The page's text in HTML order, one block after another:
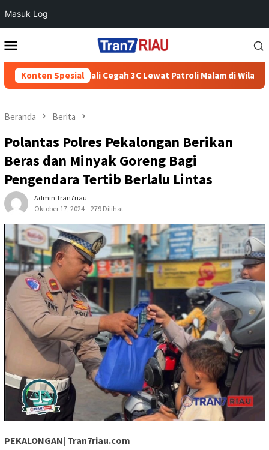
Masuk Log
ke
Mobile
Konten Spesial
Polres Boyolali Cegah 3C Lewat Patroli Malam di Wilayah Teras
Beranda Berita
Polantas Polres Pekalongan Berikan
Beras dan Minyak Goreng Bagi
Pengendara Tertib Berlalu Lintas
Admin Tran7riau
Oktober 17, 2024
279 Dilihat
PEKALONGAN| Tran7riau.com